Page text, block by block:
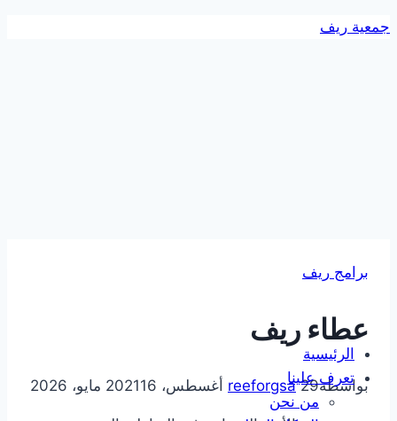
التجاوز
الرئيسية
تعرف علينا
من نحن
جمعية ريف
برامج ريف
عطاء ريف
بواسطة reeforgsa 29 أغسطس، 2021 16 مايو، 2026